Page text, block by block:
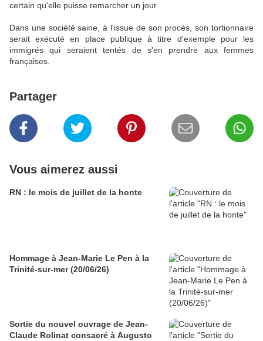
certain qu'elle puisse remarcher un jour.
Dans une société saine, à l'issue de son procès, son tortionnaire
serait exécuté en place publique à titre d'exemple pour les
immigrés qui seraient tentés de s'en prendre aux femmes
françaises.
Partager
Vous aimerez aussi
RN : le mois de juillet de la honte
Hommage à Jean-Marie Le Pen à la
Trinité-sur-mer (20/06/26)
Sortie du nouvel ouvrage de Jean-
Claude Rolinat consacré à Augusto